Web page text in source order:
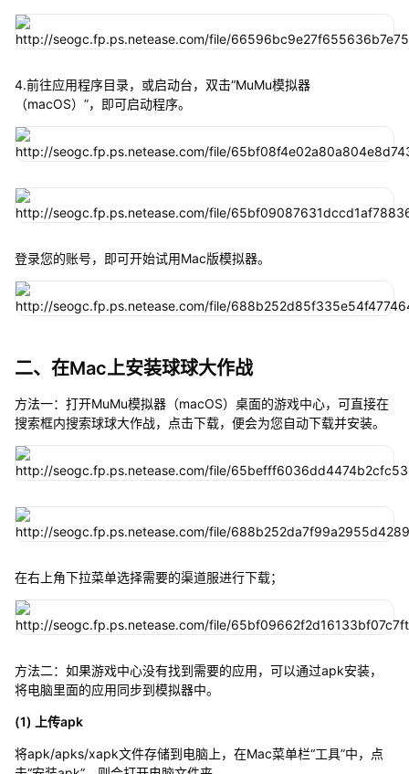
4.前往应用程序目录，或启动台，双击“MuMu模拟器
（macOS）”，即可启动程序。
登录您的账号，即可开始试用Mac版模拟器。
二、在Mac上安装球球大作战
方法一：打开MuMu模拟器（macOS）桌面的游戏中心，可直接在
搜索框内搜索球球大作战，点击下载，便会为您自动下载并安装。
在右上角下拉菜单选择需要的渠道服进行下载；
方法二：如果游戏中心没有找到需要的应用，可以通过apk安装，
将电脑里面的应用同步到模拟器中。
(1) 上传apk
将apk/apks/xapk文件存储到电脑上，在Mac菜单栏“工具”中，点